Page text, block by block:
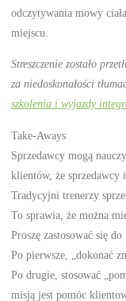
odczytywania mowy
miejscu.
Streszczenie zostało
za niedoskonałości
szkolenia i wyjazdy
Take-Aways
Sprzedawcy mogą
klientów, że sprzedawcy
Tradycyjni trenerzy
To sprawia, że można
Proszę zastosować się
Po pierwsze, „dokonać
Po drugie, stosować
misją jest pomóc